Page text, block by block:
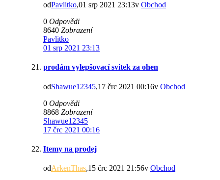
odPavlitko,01 srp 2021 23:13v Obchod
0 Odpovědi
8640 Zobrazení
Pavlitko
01 srp 2021 23:13
prodám vylepšovací svitek za ohen
odShawue12345,17 črc 2021 00:16v Obchod
0 Odpovědi
8868 Zobrazení
Shawue12345
17 črc 2021 00:16
Itemy na prodej
odArkenThas,15 črc 2021 21:56v Obchod